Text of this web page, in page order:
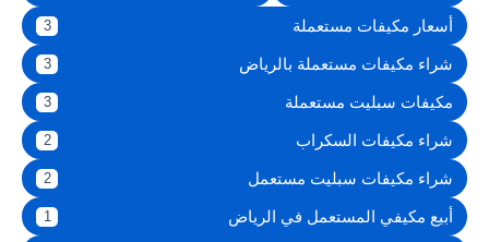
أسعار مكيفات مستعملة 3
شراء مكيفات مستعملة بالرياض 3
مكيفات سبليت مستعملة 3
شراء مكيفات السكراب 2
شراء مكيفات سبليت مستعمل 2
أبيع مكيفي المستعمل في الرياض 1